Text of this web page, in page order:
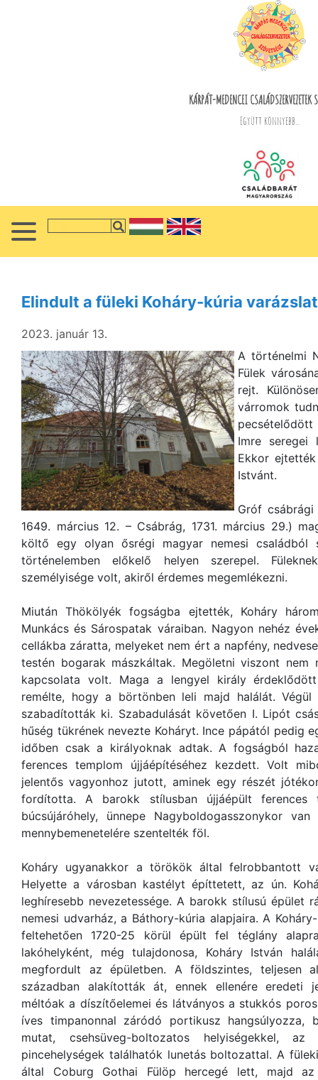
KÁRPÁT-MEDENCEI CSALÁDSZERVEZETEK
Együtt könnyebb...
Elindult a füleki Koháry-kúria
2023. január 13.
A történelmi
Fülek
rejt.
várromok
Imre seregei
Ekkor
Istvánt.
Gróf
1649. március 12. – Csábrág, 1731. március 29.)
költő egy olyan ősrégi magyar nemesi családból
történelemben előkelő helyen szerepel.
személyisége volt, akiről érdemes megemlékezni.
Miután Thökölyék fogságba ejtették, Koháry
Munkács és Sárospatak váraiban. Nagyon nehéz
cellákba záratta, melyeket nem ért a napfény,
testén bogarak mászkáltak. Megöletni viszont nem
kapcsolata volt. Maga a lengyel király
remélte, hogy a börtönben leli majd halálát.
szabadították ki. Szabadulását követően I. Lipót
hűség tükrének nevezte Koháryt. Ince pápától pedig
időben csak a királyoknak adtak. A fogságból
ferences templom újjáépítéséhez kezdett. Volt
jelentős vagyonhoz jutott, aminek egy részét
fordította. A barokk stílusban újjáépült
búcsújáróhely, ünnepe Nagyboldogasszonykor
mennybemenetelére szentelték föl.
Koháry ugyanakkor a törökök által felrobbantott
Helyette a városban kastélyt építtetett, az ún.
leghíresebb nevezetessége. A barokk stílusú épület
nemesi udvarház, a Báthory-kúria alapjaira. A
feltehetően 1720-25 körül épült fel téglány
lakóhelyként, még tulajdonosa, Koháry István
megfordult az épületben. A földszintes, teljesen
században alakították át, ennek ellenére eredeti
méltóak a díszítőelemei és látványos a stukkós
íves timpanonnal záródó portikusz hangsúlyozza,
mutat, csehsüveg-boltozatos helyiségekkel,
pincehelységek találhatók lunetás boltozattal. A
által Coburg Gothai Fülöp hercegé lett, majd